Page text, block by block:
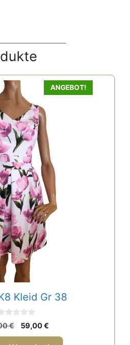
ANGEBOT!
Kleid Gr 38
€
Ursprünglicher
Preis
59,00€
Preis